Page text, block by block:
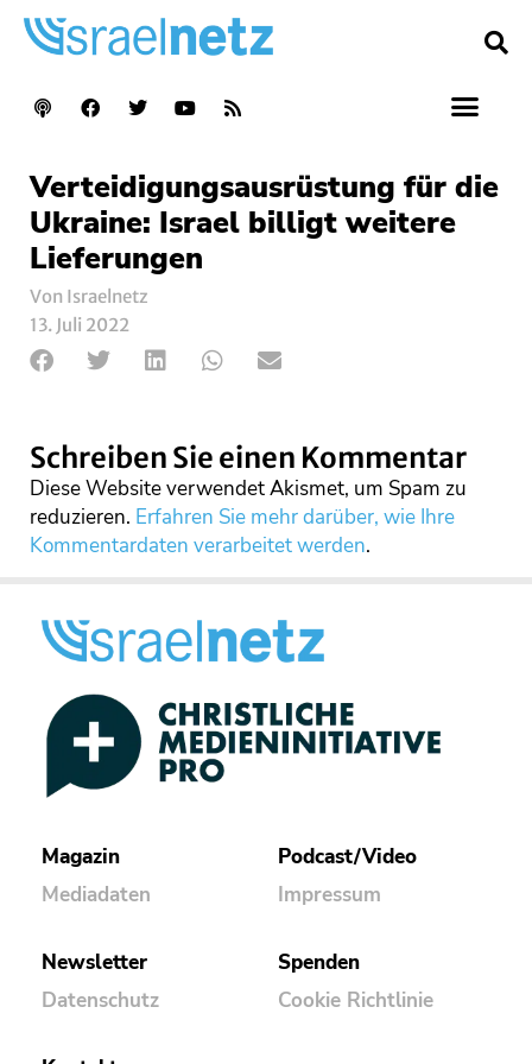
Verteidigungsausrüstung für die
Ukraine: Israel billigt weitere
Lieferungen
Von Israelnetz
13. Juli 2022
Schreiben Sie einen Kommentar
Diese Website verwendet Akismet, um Spam zu
reduzieren. Erfahren Sie mehr darüber, wie Ihre
Kommentardaten verarbeitet werden.
Magazin
Mediadaten
Podcast/Video
Impressum
Newsletter
Datenschutz
Spenden
Cookie Richtlinie